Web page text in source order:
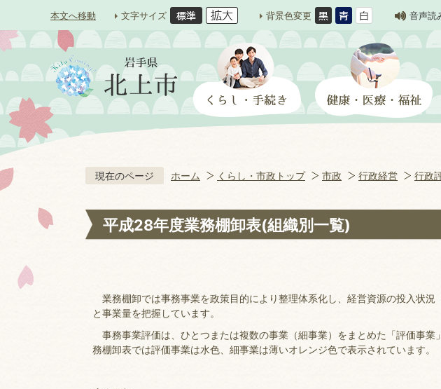
本文へ移動 文字サイズ 背景色変更 音声読
現在のページ ホーム くらし・市政トップ 市政 行政経営 行政
平成28年度業務棚卸表(組織別一覧)
業務棚卸では事務事業を政策目的により整理体系化し、経営資源の投入状況
と事業量を把握しています。
事務事業評価は、ひとつまたは複数の事業（細事業）をまとめた「評価事業
務棚卸表では評価事業は水色、細事業は薄いオレンジ色で表示されています。